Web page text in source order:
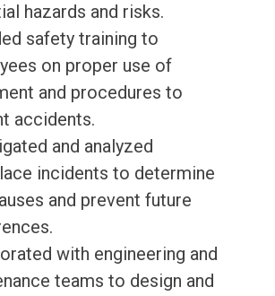
hazards and risks.
safety training to
on proper use of
and procedures to
accidents.
and analyzed
incidents to determine
and prevent future
with engineering and
teams to design and